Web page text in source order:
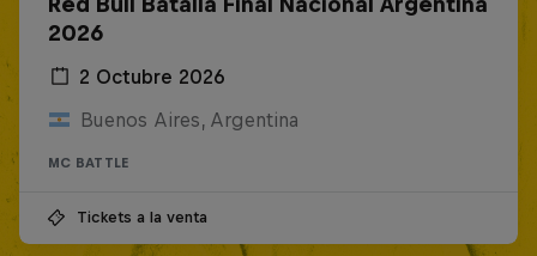
2026
2 Octubre 2026
Buenos Aires, Argentina
MC BATTLE
Tickets a la venta